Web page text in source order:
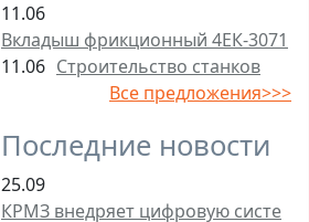
11.06
Вкладыш фрикционный 4ЕК-3071
11.06 Строительство станков
Все предложения>>>
Последние новости
25.09
КРМЗ внедряет цифровую систе